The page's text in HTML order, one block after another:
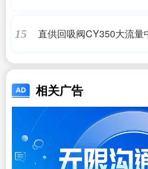
15
直供回吸阀CY350大流量
相关广告